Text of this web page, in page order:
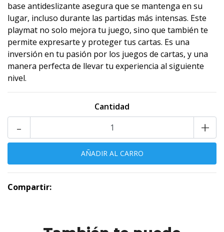
base antideslizante asegura que se mantenga en su
lugar, incluso durante las partidas más intensas. Este
playmat no solo mejora tu juego, sino que también te
permite expresarte y proteger tus cartas. Es una
inversión en tu pasión por los juegos de cartas, y una
manera perfecta de llevar tu experiencia al siguiente
nivel.
Cantidad
+
-
Compartir: